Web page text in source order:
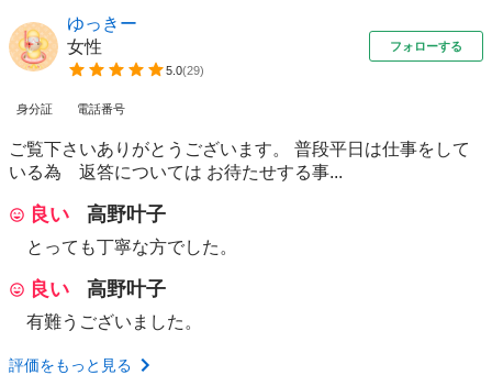
ゆっきー
女性
5.0(29)
フォローする
身分証 電話番号
ご覧下さいありがとうございます。 普段平日は仕事をして
いる為 返答については お待たせする事...
良い 高野叶子
とっても丁寧な方でした。
良い 高野叶子
有難うございました。
評価をもっと見る